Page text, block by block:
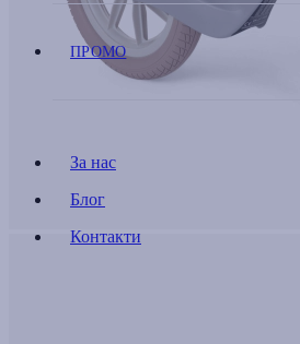
ПРОМО
За нас
Блог
Контакти